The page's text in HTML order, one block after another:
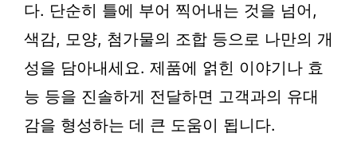
다. 단순히 틀에 부어 찍어내는 것을 넘어,
색감, 모양, 첨가물의 조합 등으로 나만의 개
성을 담아내세요. 제품에 얽힌 이야기나 효
능 등을 진솔하게 전달하면 고객과의 유대
감을 형성하는 데 큰 도움이 됩니다.